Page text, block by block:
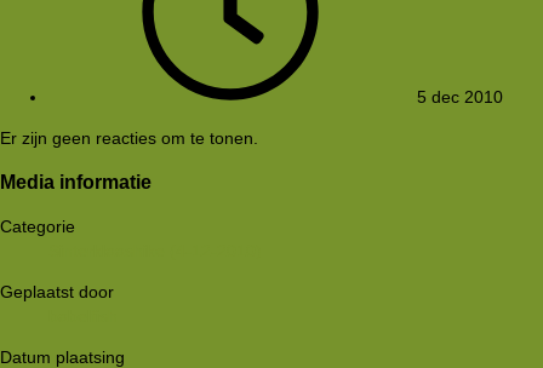
5 dec 2010
Er zijn geen reacties om te tonen.
Media informatie
Categorie
Geplaatst door
Datum plaatsing